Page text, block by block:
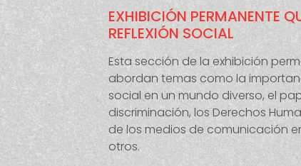
EXHIBICIÓN PERMANENTE
REFLEXIÓN SOCIAL
Esta sección de la exhibición
abordan temas como la
social en un mundo diverso, el
discriminación, los Derechos
de los medios de comunicación
otros.